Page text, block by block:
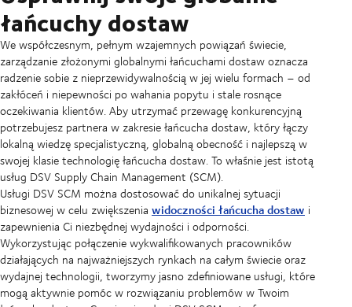
łańcuchy dostaw
We współczesnym, pełnym wzajemnych powiązań świecie,
zarządzanie złożonymi globalnymi łańcuchami dostaw oznacza
radzenie sobie z nieprzewidywalnością w jej wielu formach – od
zakłóceń i niepewności po wahania popytu i stale rosnące
oczekiwania klientów. Aby utrzymać przewagę konkurencyjną
potrzebujesz partnera w zakresie łańcucha dostaw, który łączy
lokalną wiedzę specjalistyczną, globalną obecność i najlepszą w
swojej klasie technologię łańcucha dostaw. To właśnie jest istotą
usług DSV Supply Chain Management (SCM).
Usługi DSV SCM można dostosować do unikalnej sytuacji
biznesowej w celu zwiększenia widoczności łańcucha dostaw i
zapewnienia Ci niezbędnej wydajności i odporności.
Wykorzystując połączenie wykwalifikowanych pracowników
działających na najważniejszych rynkach na całym świecie oraz
wydajnej technologii, tworzymy jasno zdefiniowane usługi, które
mogą aktywnie pomóc w rozwiązaniu problemów w Twoim